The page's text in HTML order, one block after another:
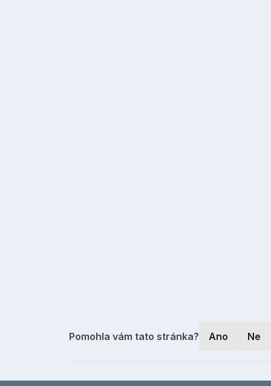
Pomohla vám tato stránka? Ano Ne